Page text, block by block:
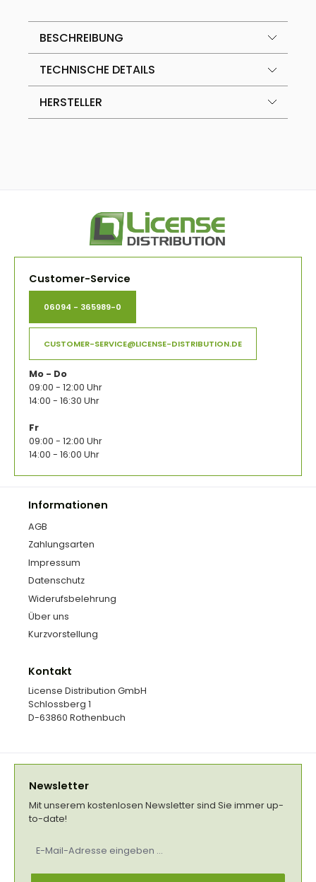
BESCHREIBUNG
TECHNISCHE DETAILS
HERSTELLER
Customer-Service
06094 - 365989-0
CUSTOMER-SERVICE@LICENSE-DISTRIBUTION.DE
Mo - Do
09:00 - 12:00 Uhr
14:00 - 16:30 Uhr
Fr
09:00 - 12:00 Uhr
14:00 - 16:00 Uhr
Informationen
AGB
Zahlungsarten
Impressum
Datenschutz
Widerufsbelehrung
Über uns
Kurzvorstellung
Kontakt
License Distribution GmbH
Schlossberg 1
D-63860 Rothenbuch
Newsletter
Mit unserem kostenlosen Newsletter sind Sie immer up-
to-date!
Mail-